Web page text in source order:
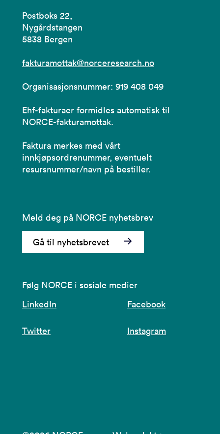
Postboks 22,
Nygårdstangen
5838 Bergen
fakturamottak@norceresearch.no
Organisasjonsnummer: 919 408 049
Ehf-fakturaer formidles automatisk til
NORCE-fakturamottak.
Faktura merkes med vårt
innkjøpsordrenummer, eventuelt
resursnummer/navn på bestiller.
Meld deg på NORCE nyhetsbrev
Gå til nyhetsbrevet
Følg NORCE i sosiale medier
LinkedIn
Facebook
Twitter Instagram